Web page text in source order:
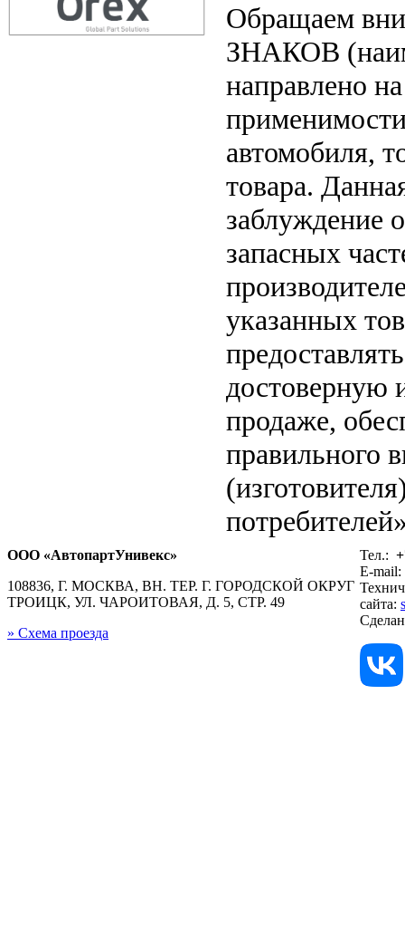
Обращаем
ЗНАКОВ
направлено
автомобиля,
товара.
заблуждение
запасных
указанных
достоверную
продаже,
правильного
ООО «АвтопартУнивекс»
108836, Г. МОСКВА, ВН. ТЕР. Г. ГОРОДСКОЙ ОКРУГ
ТРОИЦК, УЛ. ЧАРОИТОВАЯ, Д. 5, СТР. 49
» Схема проезда
Тел.:
E-mail:
сайта: